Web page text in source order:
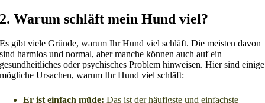
2. Warum schläft mein Hund viel?
Es gibt viele Gründe, warum Ihr Hund viel schläft. Die meisten davon
sind harmlos und normal, aber manche können auch auf ein
gesundheitliches oder psychisches Problem hinweisen. Hier sind einige
mögliche Ursachen, warum Ihr Hund viel schläft:
Er ist einfach müde: Das ist der häufigste und einfachste